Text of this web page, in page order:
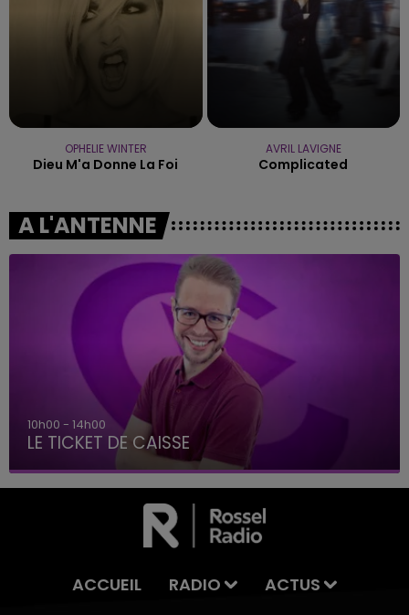
OPHELIE WINTER
Dieu M'a Donne La Foi
AVRIL LAVIGNE
Complicated
A L'ANTENNE
10h00 - 14h00
LE TICKET DE CAISSE
ACCUEIL RADIO
ACTUS